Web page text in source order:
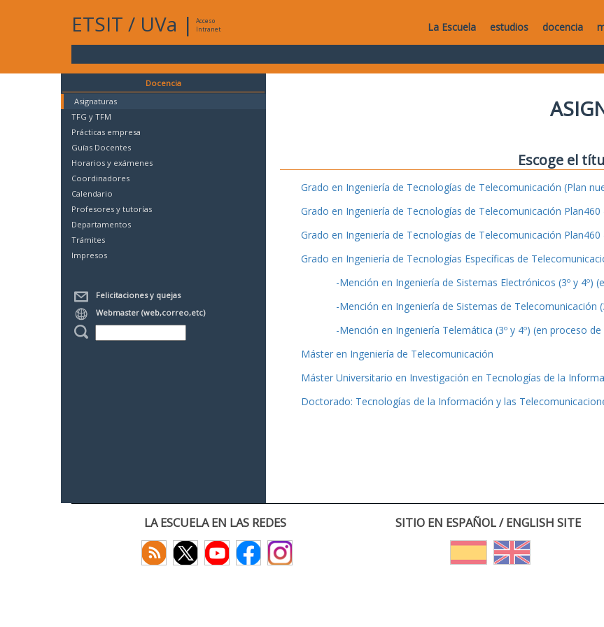
ETSIT / UVa |
Acceso
Intranet
La Escuela estudios docencia
Docencia
Asignaturas
TFG y TFM
Prácticas empresa
Guías Docentes
Horarios y exámenes
Coordinadores
Calendario
Profesores y tutorías
Departamentos
Trámites
Impresos
Felicitaciones y quejas
Webmaster (web,correo,etc)
Escoge el
Grado en Ingeniería de Tecnologías de Telecomunicación (Plan
Grado en Ingeniería de Tecnologías de Telecomunicación Plan460
Grado en Ingeniería de Tecnologías de Telecomunicación Plan460
Grado en Ingeniería de Tecnologías Específicas de
-Mención en Ingeniería de Sistemas Electrónicos (3º y 4º)
-Mención en Ingeniería de Sistemas de Telecomunicación
-Mención en Ingeniería Telemática (3º y 4º) (en proceso
Máster en Ingeniería de Telecomunicación
Máster Universitario en Investigación en Tecnologías de la
Doctorado: Tecnologías de la Información y las
LA ESCUELA EN LAS REDES SITIO EN ESPAÑOL / ENGLISH SITE